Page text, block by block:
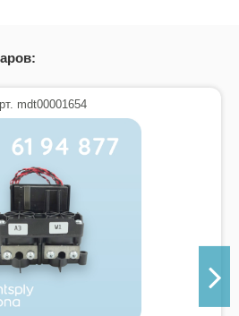
mdt00001654